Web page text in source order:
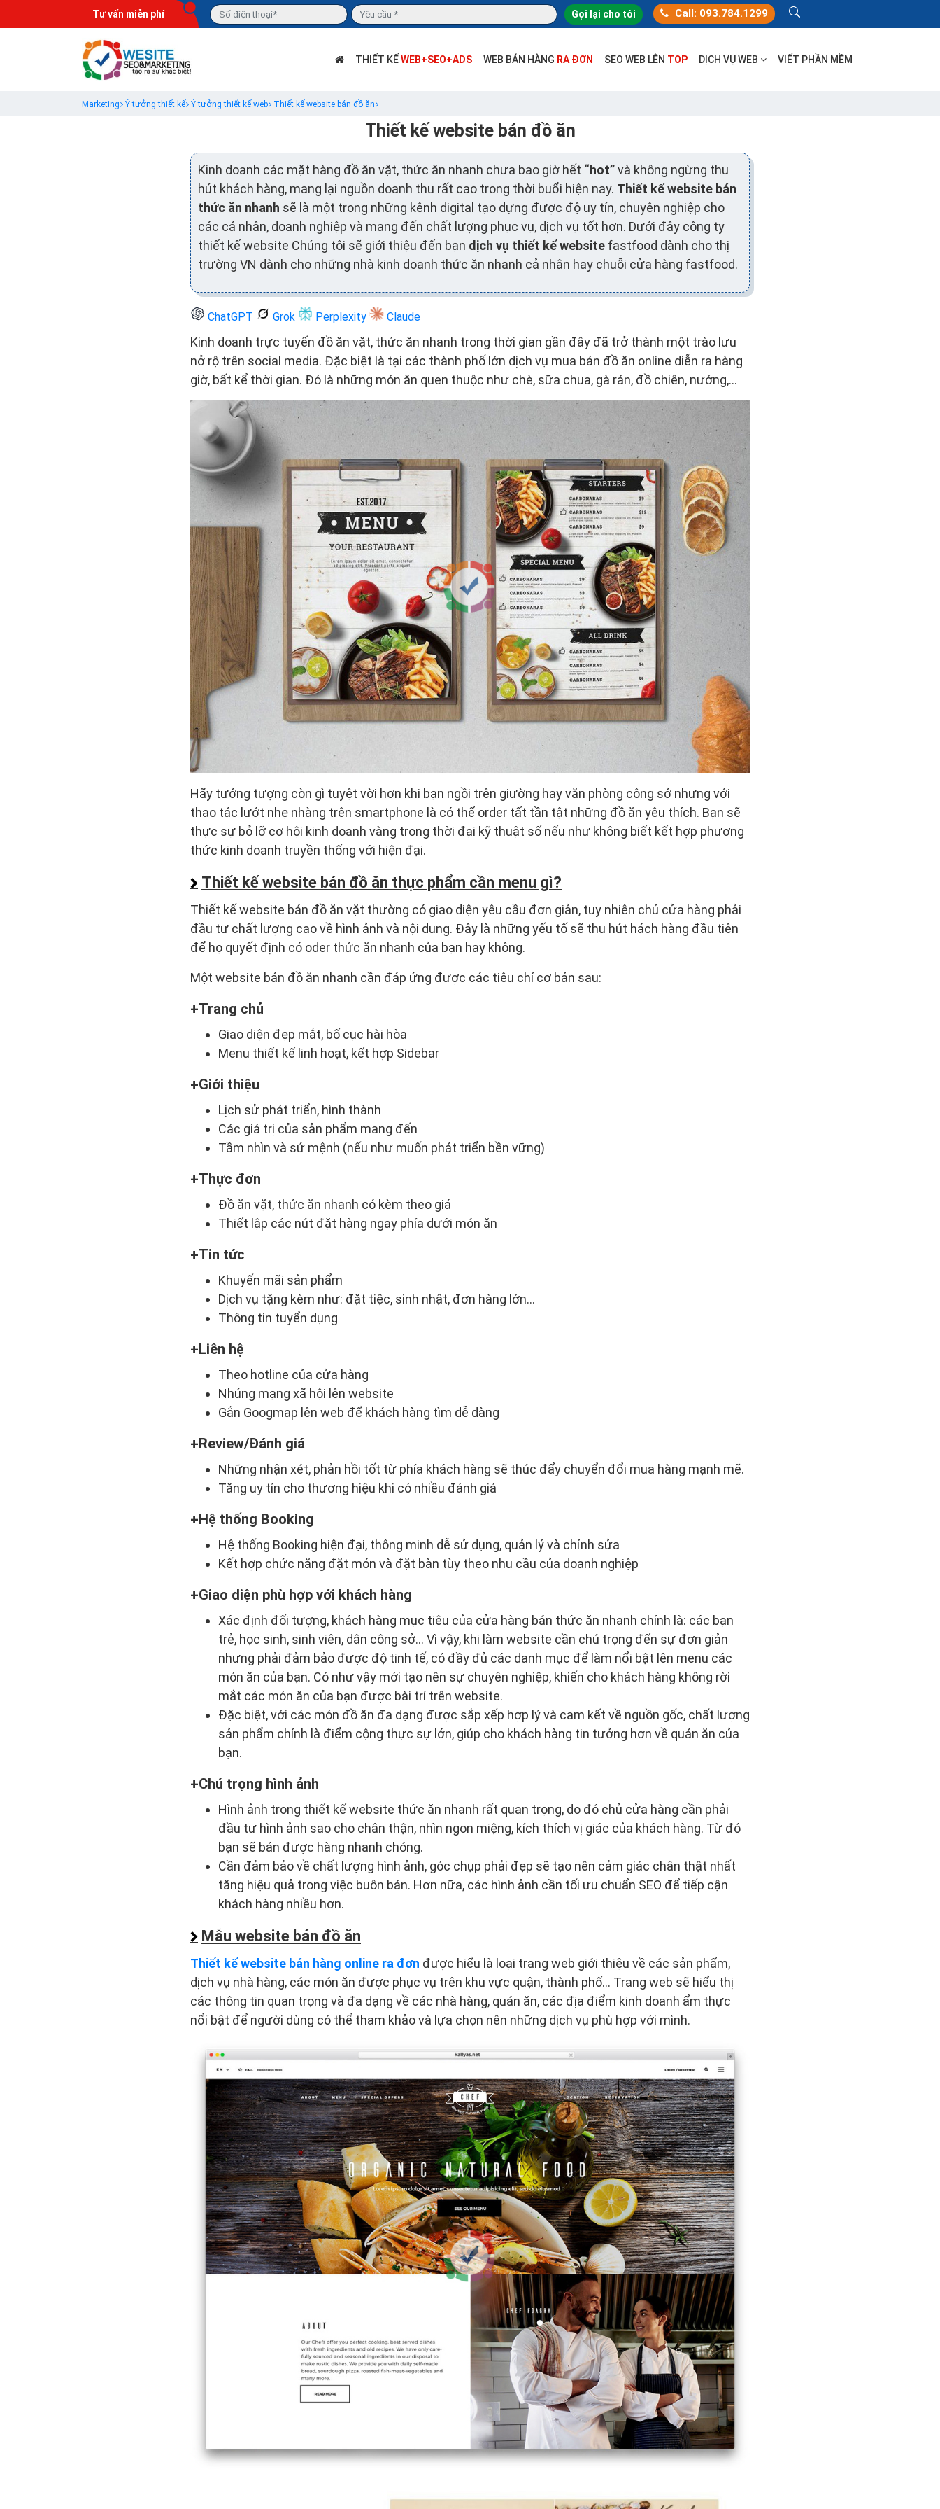
Tư vấn miễn phí Gọi lại cho tôi Call: 093.784.1299
THIẾT KẾWEB+SEO+ADS WEB BÁN HÀNG RA ĐƠN SEO WEB LÊN TOP DỊCH VỤ WEB VIẾT PHẦN MỀM
Marketing Ý tưởng thiết kế Ý tưởng thiết kế web Thiết kế website bán đồ ăn
Thiết kế website bán đồ ăn
Kinh doanh các mặt hàng đồ ăn vặt, thức ăn nhanh chưa bao giờ hết “hot”và không ngừng thu
hút khách hàng, mang lại nguồn doanh thu rất cao trong thời buổi hiện nay. Thiết kế website bán
thức ăn nhanh sẽ là một trong những kênh digital tạo dựng được độ uy tín, chuyên nghiệp cho
các cá nhân, doanh nghiệp và mang đến chất lượng phục vụ, dịch vụ tốt hơn. Dưới đây công ty
thiết kế website Chúng tôi sẽ giới thiệu đến bạn dịch vụ thiết kế website fastfood dành cho thị
trường VN dành cho những nhà kinh doanh thức ăn nhanh cả nhân hay chuỗi cửa hàng fastfood.
ChatGPT Grok Perplexity Claude
Kinh doanh trực tuyến đồ ăn vặt, thức ăn nhanh trong thời gian gần đây đã trở thành một trào lưu
nở rộ trên social media. Đặc biệt là tại các thành phố lớn dịch vụ mua bán đồ ăn online diễn ra hàng
giờ, bất kể thời gian. Đó là những món ăn quen thuộc như chè, sữa chua, gà rán, đồ chiên, nướng,...
Hãy tưởng tượng còn gì tuyệt vời hơn khi bạn ngồi trên giường hay văn phòng công sở nhưng với
thao tác lướt nhẹ nhàng trên smartphone là có thể order tất tần tật những đồ ăn yêu thích. Bạn sẽ
thực sự bỏ lỡ cơ hội kinh doanh vàng trong thời đại kỹ thuật số nếu như không biết kết hợp phương
thức kinh doanh truyền thống với hiện đại.
Thiết kế website bán đồ ăn thực phẩm cần menu gì?
Thiết kế website bán đồ ăn vặt thường có giao diện yêu cầu đơn giản, tuy nhiên chủ cửa hàng phải
đầu tư chất lượng cao về hình ảnh và nội dung. Đây là những yếu tố sẽ thu hút hách hàng đầu tiên
để họ quyết định có oder thức ăn nhanh của bạn hay không.
Một website bán đồ ăn nhanh cần đáp ứng được các tiêu chí cơ bản sau:
Trang chủ
Giao diện đẹp mắt, bố cục hài hòa
Menu thiết kế linh hoạt, kết hợp Sidebar
Giới thiệu
Lịch sử phát triển, hình thành
Các giá trị của sản phẩm mang đến
Tầm nhìn và sứ mệnh (nếu như muốn phát triển bền vững)
Thực đơn
Đồ ăn vặt, thức ăn nhanh có kèm theo giá
Thiết lập các nút đặt hàng ngay phía dưới món ăn
Tin tức
Khuyến mãi sản phẩm
Dịch vụ tặng kèm như: đặt tiệc, sinh nhật, đơn hàng lớn…
Thông tin tuyển dụng
Liên hệ
Theo hotline của cửa hàng
Nhúng mạng xã hội lên website
Gắn Googmap lên web để khách hàng tìm dễ dàng
Review/Đánh giá
Những nhận xét, phản hồi tốt từ phía khách hàng sẽ thúc đẩy chuyển đổi mua hàng mạnh mẽ.
Tăng uy tín cho thương hiệu khi có nhiều đánh giá
Hệ thống Booking
Hệ thống Booking hiện đại, thông minh dễ sử dụng, quản lý và chỉnh sửa
Kết hợp chức năng đặt món và đặt bàn tùy theo nhu cầu của doanh nghiệp
Giao diện phù hợp với khách hàng
Xác định đối tượng, khách hàng mục tiêu của cửa hàng bán thức ăn nhanh chính là: các bạn
trẻ, học sinh, sinh viên, dân công sở… Vì vậy, khi làm website cần chú trọng đến sự đơn giản
nhưng phải đảm bảo được độ tinh tế, có đầy đủ các danh mục để làm nổi bật lên menu các
món ăn của bạn. Có như vậy mới tạo nên sự chuyên nghiệp, khiến cho khách hàng không rời
mắt các món ăn của bạn được bài trí trên website.
Đặc biệt, với các món đồ ăn đa dạng được sắp xếp hợp lý và cam kết về nguồn gốc, chất lượng
sản phẩm chính là điểm cộng thực sự lớn, giúp cho khách hàng tin tưởng hơn về quán ăn của
bạn.
Chú trọng hình ảnh
Hình ảnh trong thiết kế website thức ăn nhanh rất quan trọng, do đó chủ cửa hàng cần phải
đầu tư hình ảnh sao cho chân thận, nhìn ngon miệng, kích thích vị giác của khách hàng. Từ đó
bạn sẽ bán được hàng nhanh chóng.
Cần đảm bảo về chất lượng hình ảnh, góc chụp phải đẹp sẽ tạo nên cảm giác chân thật nhất
tăng hiệu quả trong việc buôn bán. Hơn nữa, các hình ảnh cần tối ưu chuẩn SEO để tiếp cận
khách hàng nhiều hơn.
Mẫu website bán đồ ăn
Thiết kế website bán hàng online ra đơn được hiểu là loại trang web giới thiệu về các sản phẩm,
dịch vụ nhà hàng, các món ăn được phục vụ trên khu vực quận, thành phố… Trang web sẽ hiểu thị
các thông tin quan trọng và đa dạng về các nhà hàng, quán ăn, các địa điểm kinh doanh ẩm thực
nổi bật để người dùng có thể tham khảo và lựa chọn nên những dịch vụ phù hợp với mình.